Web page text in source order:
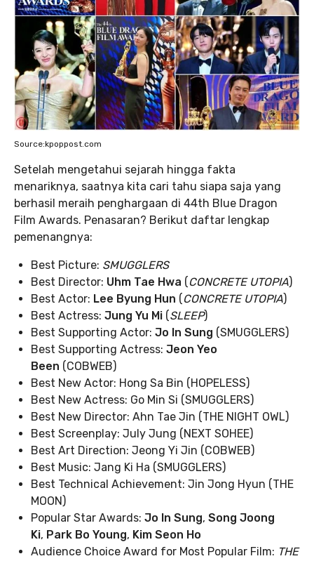
Source:kpoppost.com
Setelah mengetahui sejarah hingga fakta
menariknya, saatnya kita cari tahu siapa saja yang
berhasil meraih penghargaan di 44th Blue Dragon
Film Awards. Penasaran? Berikut daftar lengkap
pemenangnya:
Best Picture: SMUGGLERS
Best Director: Uhm Tae Hwa ( CONCRETE UTOPIA)
Best Actor: Lee Byung Hun ( CONCRETE UTOPIA)
Best Actress: Jung Yu Mi (SLEEP)
Best Supporting Actor: Jo In Sung (SMUGGLERS)
Best Supporting Actress: Jeon Yeo
Been (COBWEB)
Best New Actor: Hong Sa Bin (HOPELESS)
Best New Actress: Go Min Si (SMUGGLERS)
Best New Director: Ahn Tae Jin (THE NIGHT OWL)
Best Screenplay: July Jung (NEXT SOHEE)
Best Art Direction: Jeong Yi Jin (COBWEB)
Best Music: Jang Ki Ha (SMUGGLERS)
Best Technical Achievement: Jin Jong Hyun (THE
MOON)
Popular Star Awards: Jo In Sung, Song Joong
Ki, Park Bo Young, Kim Seon Ho
Audience Choice Award for Most Popular Film: THE